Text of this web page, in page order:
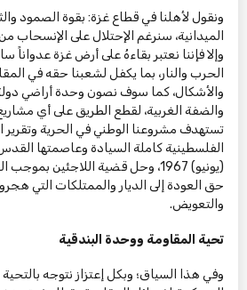
ونقول لأهلنا في قطاع غزة: بقوة الصمود
الميدانية، سنرغم الإحتلال على الإنسحاب
وإلا فإننا نعتبر بقاءهُ على أرض غزة
الحرب والنار، بما يكفل لشعبنا حقه في
والأشكال، كما سوف نصون وحدة أراضي
والضفة الغربية، لقطع الطريق على أي
تستهدف مشروعنا الوطني في الحرية وتقرير
والتعويض.
تحية المقاومة ووحدة البندقية
وفي هذا السياق؛ وبكل إعتزاز نتوجه